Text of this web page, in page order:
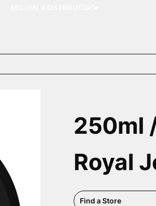
250ml
Royal
Find a Store